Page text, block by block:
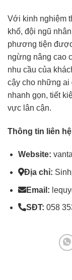
Với kinh nghiệm
khổ, đội ngũ
phương tiện
ngừng nâng cao
nhu cầu của
cậy cho những ai
nhanh gọn, tiết
vực lân cận.
Thông tin liên
Website:
Địa chỉ:
Email:
SĐT: 058